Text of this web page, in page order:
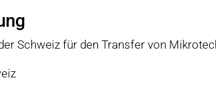
Schweiz für den Transfer von